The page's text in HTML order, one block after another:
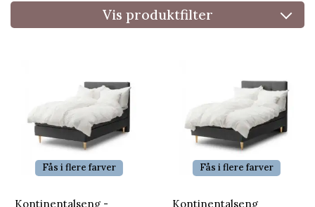
Vis produktfilter
Fås i flere farver
Kontinentalseng -
Fås i flere farver
Kontinentalseng